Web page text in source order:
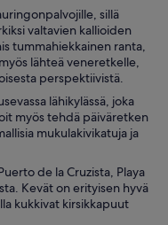
sillä
valtavien kallioiden
tummahiekkainen ranta,
lähteä veneretkelle,
perspektiivistä.
lähikylässä, joka
myös tehdä päiväretken
mukulakivikatuja ja
de la Cruzista, Playa
Kevät on erityisen hyvä
kukkivat kirsikkapuut